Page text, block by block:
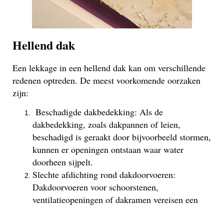
Hellend dak
Een lekkage in een hellend dak kan om verschillende
redenen optreden. De meest voorkomende oorzaken
zijn:
Beschadigde dakbedekking: Als de
dakbedekking, zoals dakpannen of leien,
beschadigd is geraakt door bijvoorbeeld stormen,
kunnen er openingen ontstaan waar water
doorheen sijpelt.
Slechte afdichting rond dakdoorvoeren:
Dakdoorvoeren voor schoorstenen,
ventilatieopeningen of dakramen vereisen een